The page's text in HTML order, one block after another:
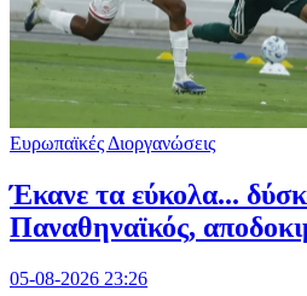
Ευρωπαϊκές Διοργανώσεις
Έκανε τα εύκολα...
Παναθηναϊκός,
05-08-2026 23:26